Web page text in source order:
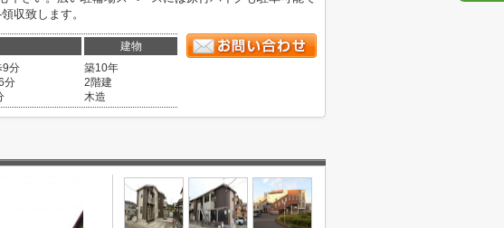
収致します。
建物
9分
分
築10年
2階建
木造